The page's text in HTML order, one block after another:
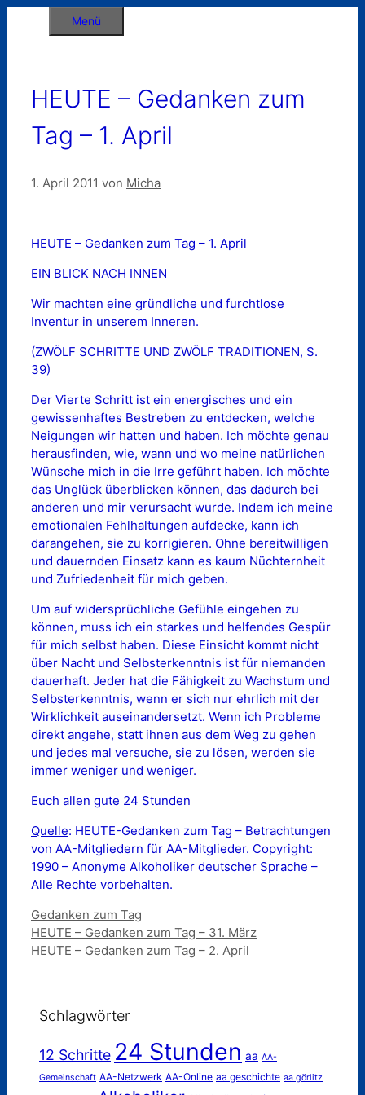
Menü
HEUTE – Gedanken zum
Tag – 1. April
1. April 2011 von Micha
HEUTE – Gedanken zum Tag – 1. April
EIN BLICK NACH INNEN
Wir machten eine gründliche und furchtlose
Inventur in unserem Inneren.
(ZWÖLF SCHRITTE UND ZWÖLF TRADITIONEN, S.
39)
Der Vierte Schritt ist ein energisches und ein
gewissenhaftes Bestreben zu entdecken, welche
Neigungen wir hatten und haben. Ich möchte genau
herausfinden, wie, wann und wo meine natürlichen
Wünsche mich in die Irre geführt haben. Ich möchte
das Unglück überblicken können, das dadurch bei
anderen und mir verursacht wurde. Indem ich meine
emotionalen Fehlhaltungen aufdecke, kann ich
darangehen, sie zu korrigieren. Ohne bereitwilligen
und dauernden Einsatz kann es kaum Nüchternheit
und Zufriedenheit für mich geben.
Um auf widersprüchliche Gefühle eingehen zu
können, muss ich ein starkes und helfendes Gespür
für mich selbst haben. Diese Einsicht kommt nicht
über Nacht und Selbsterkenntnis ist für niemanden
dauerhaft. Jeder hat die Fähigkeit zu Wachstum und
Selbsterkenntnis, wenn er sich nur ehrlich mit der
Wirklichkeit auseinandersetzt. Wenn ich Probleme
direkt angehe, statt ihnen aus dem Weg zu gehen
und jedes mal versuche, sie zu lösen, werden sie
immer weniger und weniger.
Euch allen gute 24 Stunden
Quelle: HEUTE-Gedanken zum Tag – Betrachtungen
von AA-Mitgliedern für AA-Mitglieder. Copyright:
1990 – Anonyme Alkoholiker deutscher Sprache –
Alle Rechte vorbehalten.
Kategorien
Gedanken zum Tag
HEUTE – Gedanken zum Tag – 31. März
HEUTE – Gedanken zum Tag – 2. April
Schlagwörter
12 Schritte 24 Stunden aa AA-
Gemeinschaft AA-Netzwerk AA-Online aa geschichte aa görlitz